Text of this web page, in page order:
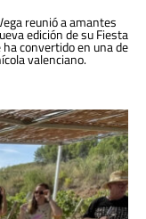
reunió a amantes
edición de su Fiesta
ha convertido en una de
valenciano.